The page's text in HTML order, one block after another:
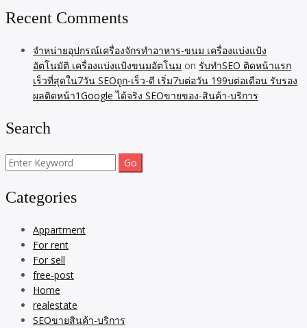
Recent Comments
จำหน่ายอุปกรณ์เครื่องจักรทำอาหาร-ขนม เครื่องแบ่งแป้ง
อัตโนมัติ เครื่องแบ่งแป้งขนมอัตโนม on รับทำSEO ติดหน้าแรก
เร็วที่สุดใน7วัน SEOถูก-เร็ว-ดี เริ่ม7บต่อวัน 199บต่อเดือน รับรอง
ผลติดหน้า1Google ได้จริง SEOขายของ-สินค้า-บริการ
Search
Search
for:
Categories
Appartment
For rent
For sell
free-post
Home
realestate
SEOขายสินค้า-บริการ